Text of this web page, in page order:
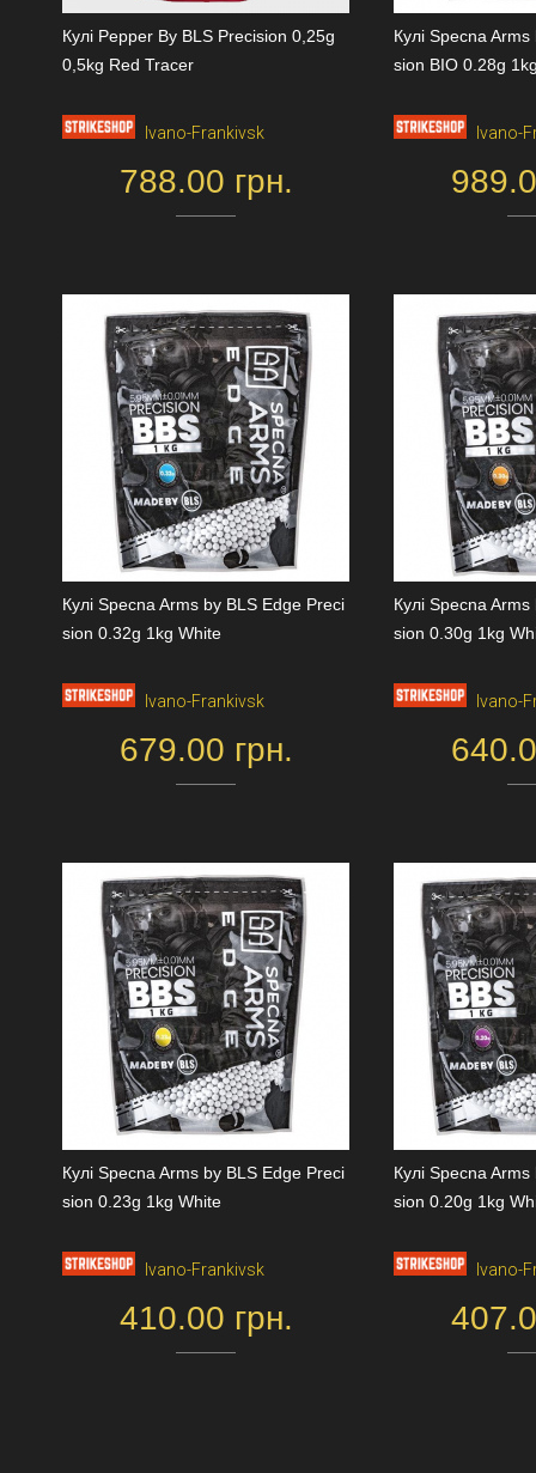
Кулі Pepper By BLS Precision 0,25g
0,5kg Red Tracer
Ivano-Frankivsk
788.00 грн.
Кулі Specna
sion BIO 0.28g
Ivano-
Кулі Specna Arms by BLS Edge Preci
sion 0.32g 1kg White
Ivano-Frankivsk
679.00 грн.
Кулі Specna
sion 0.30g 1kg
Ivano-
Кулі Specna Arms by BLS Edge Preci
sion 0.23g 1kg White
Ivano-Frankivsk
410.00 грн.
Кулі Specna
sion 0.20g 1kg
Ivano-